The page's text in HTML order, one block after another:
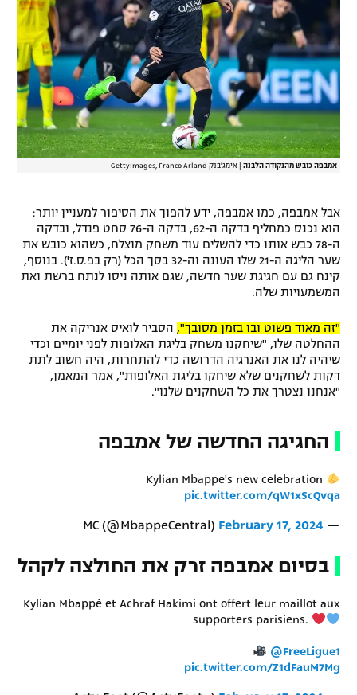
הצטרפות לחבילת הערוצים
לוח דרושים – ג'ובנט
תגיות
המגזין
אמבפה כובש מהנקודה הלבנה אימג'בנק GettyImages, Franco Arland
אבל אמבפה, כמו אמבפה, ידע להפוך את הסיפור למעניין יותר:
הוא נכנס כמחליף בדקה ה-62, בדקה ה-76 סחט פנדל, ובדקה
ה-78 כבש אותו כדי להשלים עוד משחק מוצלח, כשהוא כובש את
שער הליגה ה-21 שלו העונה וה-32 בסך הכל (רק בפ.ס.ז'). בנוסף,
קינח גם עם חגיגת שער חדשה, שגם אותה ניסו לנתח ברשת ואת
המשמעויות שלה.
"זה מאוד פשוט ובו בזמן מסובך", הסביר לואיס אנריקה את
ההחלטה שלו, "שיחקנו משחק בליגת האלופות לפני יומיים וכדי
שיהיה לנו את האנרגיה הדרושה כדי להתחרות, היה חשוב לתת
דקות לשחקנים שלא שיחקו בליגת האלופות", אמר המאמן,
"אנחנו נצטרך את כל השחקנים שלנו".
החגיגה החדשה של אמבפה
Kylian Mbappe's new celebration
pic.twitter.com/qW1xScQvqa
— MC (@MbappeCentral)
February 17, 2024
בסיום אמבפה זרק את החולצה לקהל
Kylian Mbappé et Achraf Hakimi ont offert leur maillot aux
supporters parisiens.
@FreeLigue1
pic.twitter.com/Z1dFauM7Mg